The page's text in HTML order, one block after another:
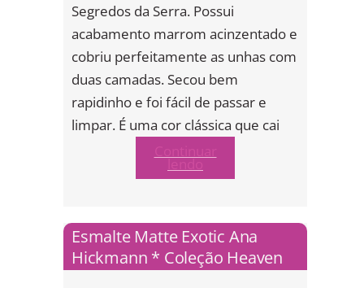
Segredos da Serra. Possui
acabamento marrom acinzentado e
cobriu perfeitamente as unhas com
duas camadas. Secou bem
rapidinho e foi fácil de passar e
limpar. É uma cor clássica que cai
lendo
Esmalte Matte Exotic Ana
Hickmann * Coleção Heaven